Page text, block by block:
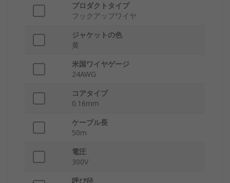
プロダクトタイプ
フックアップワイヤ
ジャケットの色
黄
米国ワイヤゲージ
24AWG
コアタイプ
0.16mm
ケーブル長
50m
電圧
300V
呼び径